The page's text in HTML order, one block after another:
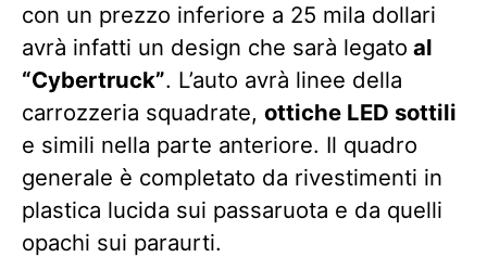
con un prezzo inferiore a 25 mila dollari
avrà infatti un design che sarà legato al
“Cybertruck”. L’auto avrà linee della
carrozzeria squadrate, ottiche LED sottili
e simili nella parte anteriore. Il quadro
generale è completato da rivestimenti in
plastica lucida sui passaruota e da quelli
opachi sui paraurti.